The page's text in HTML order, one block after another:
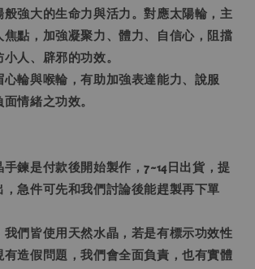
般強大的生命力與活力。對應太陽輪，主
點，加強凝聚力、體力、自信心，阻擋
人、辟邪的功效。
心輪與喉輪，有助加強表達能力、說服
情緒之功效。
鍊是付款後開始製作，7~14日出貨，提
急件可先和我們討論後能趕製再下單
我們皆使用天然水晶，若是有標示功效性
有造假問題，我們會全面負責，也有實體